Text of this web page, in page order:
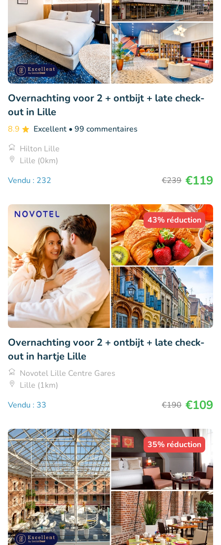
Overnachting voor 2 + ontbijt + late check-
out in Lille
8.9 Excellent • 99 commentaires
Hilton Lille
Lille (0km)
Vendu : 232
€239 €119
43% réduction
Overnachting voor 2 + ontbijt + late check-
out in hartje Lille
Novotel Lille Centre Gares
Lille (1km)
Vendu : 33
€190 €109
35% réduction